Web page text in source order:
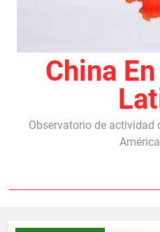
China
Observatorio de actividad